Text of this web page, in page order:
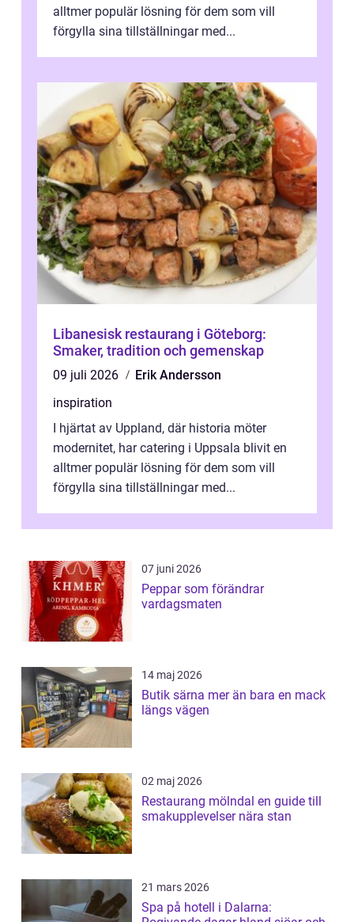
alltmer populär lösning för dem som vill
förgylla sina tillställningar med...
Libanesisk restaurang i Göteborg:
Smaker, tradition och gemenskap
09 juli 2026
Erik Andersson
inspiration
I hjärtat av Uppland, där historia möter
modernitet, har catering i Uppsala blivit en
alltmer populär lösning för dem som vill
förgylla sina tillställningar med...
07 juni 2026
Peppar som förändrar
vardagsmaten
14 maj 2026
Butik särna mer än bara en mack
längs vägen
02 maj 2026
Restaurang mölndal en guide till
smakupplevelser nära stan
21 mars 2026
Spa på hotell i Dalarna: